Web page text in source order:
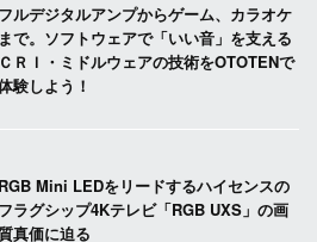
フルデジタルアンプからゲーム、カラオケ
まで。ソフトウェアで「いい音」を支える
ＣＲＩ・ミドルウェアの技術をOTOTENで
験しよう！
RGB Mini LEDをリードするハイセンスの
フラグシップ4Kテレビ「RGB UXS」の画
真価に迫る